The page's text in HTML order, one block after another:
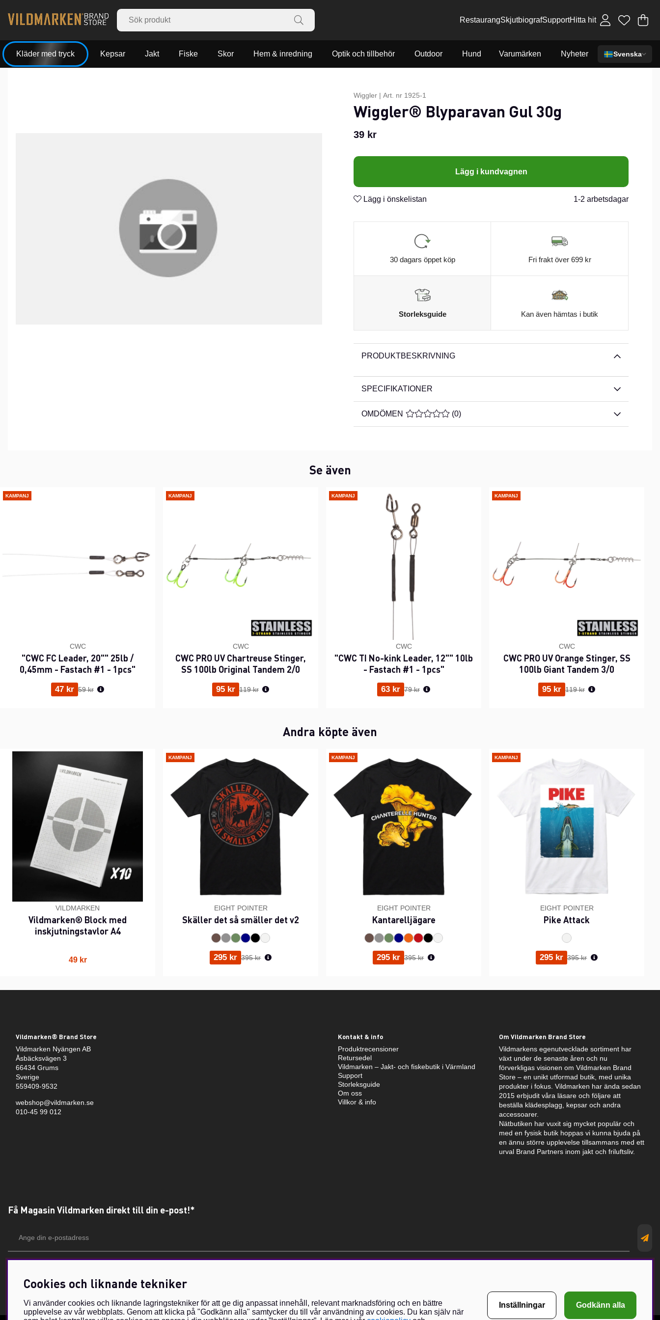
RestaurangSkjutbiografSupportHitta hit .
Kläder med tryck Kepsar Jakt Fiske Skor Hem & inredning Optik och tillbehör Outdoor Hund Varumärken Nyheter Svenska
Wiggler | Art. nr 1925-1
Wiggler® Blyparavan Gul 30g
39 kr
Lägg i kundvagnen
Lägg i önskelistan 1-2 arbetsdagar
30 dagars öppet köp Fri frakt över 699 kr
Storleksguide Kan även hämtas i butik
PRODUKTBESKRIVNING
SPECIFIKATIONER
OMDÖMEN MEDELBETYG 0 AV 5 ANTAL BETYG 0
(0)
Se även
KAMPANJ
CWC
"CWC FC Leader, 20"" 25lb /
0,45mm - Fastach #1 - 1pcs"
47 kr Ordinarie pris:
59 kr
KAMPANJ
CWC
CWC PRO UV Chartreuse Stinger,
SS 100lb Original Tandem 2/0
95 kr Ordinarie pris:
119 kr
KAMPANJ
CWC
"CWC TI No-kink Leader, 12"" 10lb
- Fastach #1 - 1pcs"
63 kr Ordinarie pris:
79 kr
KAMPANJ
CWC
CWC PRO UV Orange Stinger, SS
100lb Giant Tandem 3/0
95 kr Ordinarie pris:
119 kr
Andra köpte även
VILDMARKEN
Vildmarken® Block med
inskjutningstavlor A4
49 kr
KAMPANJ
EIGHT POINTER
Skäller det så smäller det v2
295 kr Ordinarie pris:
395 kr
KAMPANJ
EIGHT POINTER
Kantarelljägare
295 kr Ordinarie pris:
395 kr
KAMPANJ
EIGHT POINTER
Pike Attack
295 kr Ordinarie pris:
395 kr
Vildmarken® Brand Store
Vildmarken Nyängen AB
Åsbäcksvägen 3
66434 Grums
Sverige
559409-9532
webshop@vildmarken.se
010-45 99 012
Kontakt & info
Produktrecensioner
Retursedel
Vildmarken – Jakt- och fiskebutik i Värmland
Support
Storleksguide
Om oss
Villkor & info
Om Vildmarken Brand Store
Vildmarkens egenutvecklade sortiment har
växt under de senaste åren och nu
förverkligas visionen om Vildmarken Brand
Store – en unikt utformad butik, med unika
produkter i fokus. Vildmarken har ända sedan
2015 erbjudit våra läsare och följare att
beställa klädesplagg, kepsar och andra
accessoarer.
Nätbutiken har vuxit sig mycket populär och
med en fysisk butik hoppas vi kunna bjuda på
en ännu större upplevelse tillsammans med ett
urval Brand Partners inom jakt och friluftsliv.
Få Magasin Vildmarken direkt till din e-post!*
postadress
Cookies och liknande tekniker
Vi använder cookies och liknande lagringstekniker för att ge dig anpassat innehåll, relevant marknadsföring och en bättre
upplevelse av vår webbplats. Genom att klicka på "Godkänn alla" samtycker du till vår användning av cookies. Du kan själv när
Inställningar Godkänn alla